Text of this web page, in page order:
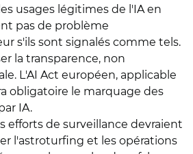
usages légitimes de l'IA en
pas de problème
s'ils sont signalés comme tels.
la transparence, non
L'AI Act européen, applicable
obligatoire le marquage des
IA.
efforts de surveillance devraient
l'astroturfing et les opérations